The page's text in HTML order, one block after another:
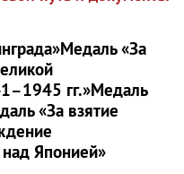
Медаль «За
гг.»Медаль
«За взятие
Японией»